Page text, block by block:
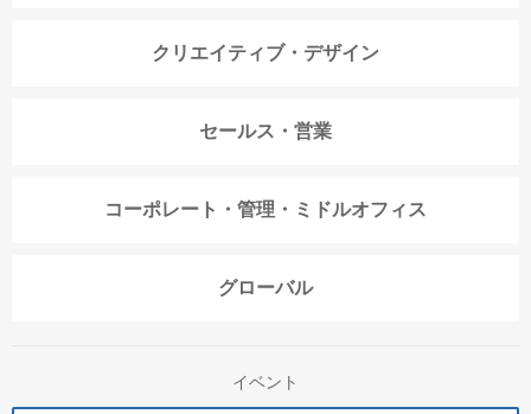
クリエイティブ・デザイン
セールス・営業
コーポレート・管理・ミドルオフィス
グローバル
イベント